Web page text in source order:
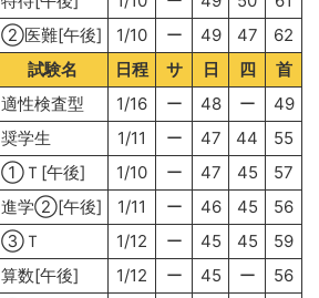
②医難[午後] 1/10 ー 49 47
62
試験名 日程 サ 日 四
首
適性検査型 1/16 ー 48 ー
49
奨学生 1/11 ー 47 44
55
①Ｔ[午後] 1/10 ー 47 45
57
進学②[午後] 1/11 ー 46 45
56
③Ｔ 1/12 ー 45 45
59
算数[午後] 1/12 ー 45 ー
56